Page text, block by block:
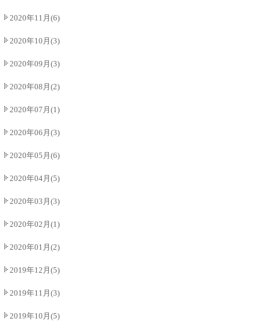
2020年11月(6)
2020年10月(3)
2020年09月(3)
2020年08月(2)
2020年07月(1)
2020年06月(3)
2020年05月(6)
2020年04月(5)
2020年03月(3)
2020年02月(1)
2020年01月(2)
2019年12月(5)
2019年11月(3)
2019年10月(5)